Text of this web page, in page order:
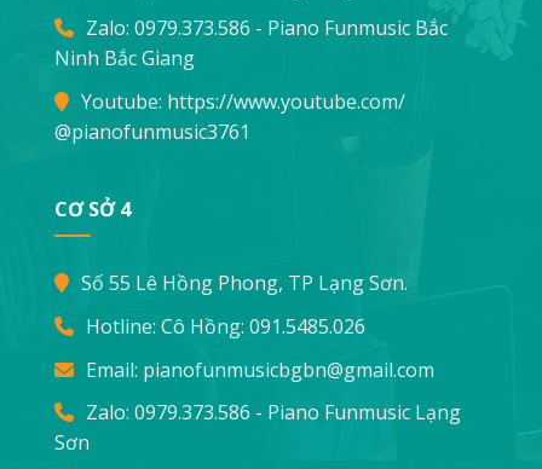
Zalo: 0979.373.586 - Piano Funmusic Bắc
Ninh Bắc Giang
Youtube: https://www.youtube.com/
@pianofunmusic3761
CƠ SỞ 4
Số 55 Lê Hồng Phong, TP Lạng Sơn.
Hotline: Cô Hồng: 091.5485.026
Email: pianofunmusicbgbn@gmail.com
Zalo: 0979.373.586 - Piano Funmusic Lạng
Sơn